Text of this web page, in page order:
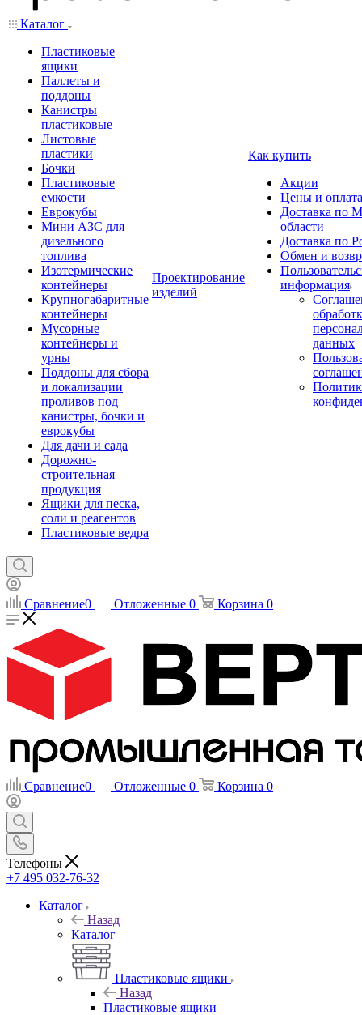
Каталог
Пластиковые
ящики
Паллеты и
поддоны
Канистры
пластиковые
Листовые
пластики
Бочки
Пластиковые
емкости
Еврокубы
Мини АЗС для
дизельного
топлива
Изотермические
контейнеры
Крупногабаритные
контейнеры
Мусорные
контейнеры и
урны
Поддоны для сбора
и локализации
проливов под
канистры, бочки и
еврокубы
Для дачи и сада
Дорожно-
строительная
продукция
Ящики для песка,
соли и реагентов
Пластиковые ведра
Проектирование
изделий
Как купить
Акции
Цены и оплата
Доставка по
области
Доставка по
Обмен и
информация
данных
Сравнение0 Отложенные 0 Корзина 0
Сравнение0 Отложенные 0 Корзина 0
Телефоны
+7 495 032-76-32
Каталог
Назад
Каталог
Пластиковые ящики
Назад
Пластиковые ящики